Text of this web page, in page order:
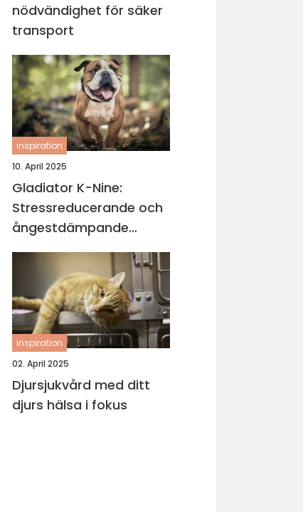
nödvändighet för säker
transport
inspiration
10. April 2025
Gladiator K-Nine:
Stressreducerande och
ångestdämpande
hundhalsband
inspiration
02. April 2025
Djursjukvård med ditt
djurs hälsa i fokus